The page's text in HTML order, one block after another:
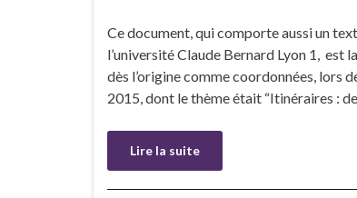
Ce document, qui comporte aussi un
l’université Claude Bernard Lyon 1, est
dès l’origine comme coordonnées, lors
2015, dont le thème était “Itinéraires :
Lire la suite